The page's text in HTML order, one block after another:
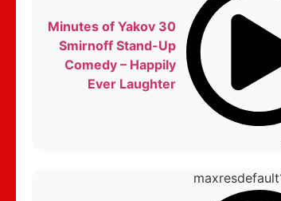
30 Minutes of Yakov
Smirnoff Stand-Up
Comedy – Happily
Ever Laughter